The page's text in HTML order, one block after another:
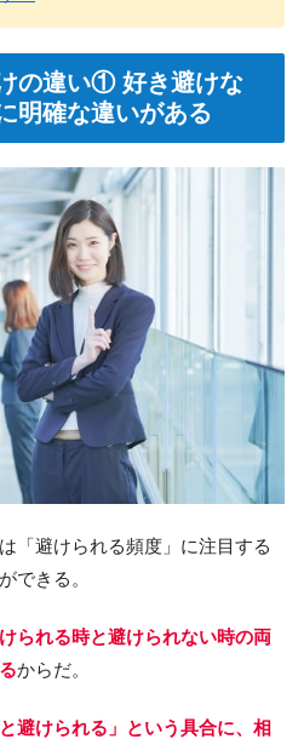
の違い① 好き避けな
明確な違いがある
「避けられる頻度」に注目する
できる。
られる時と避けられない時の両
からだ。
避けられる」という具合に、相